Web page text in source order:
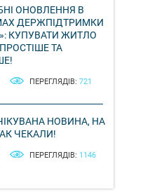
ОНОВЛЕННЯ В
ДЕРЖПІДТРИМКИ
КУПУВАТИ ЖИТЛО
ТА
ПЕРЕГЛЯДІВ: 721
НОВИНА, НА
ЧЕКАЛИ!
ПЕРЕГЛЯДІВ: 1146